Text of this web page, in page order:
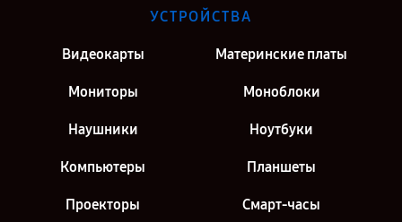
УСТРОЙСТВА
Видеокарты Материнские платы
Мониторы Моноблоки
Наушники Ноутбуки
Компьютеры Планшеты
Проекторы Смарт-часы